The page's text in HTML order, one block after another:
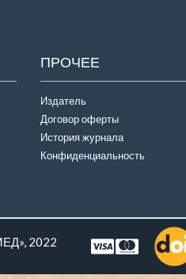
ПРОЧЕЕ
Издатель
Договор оферты
История журнала
Конфиденциальность
2022